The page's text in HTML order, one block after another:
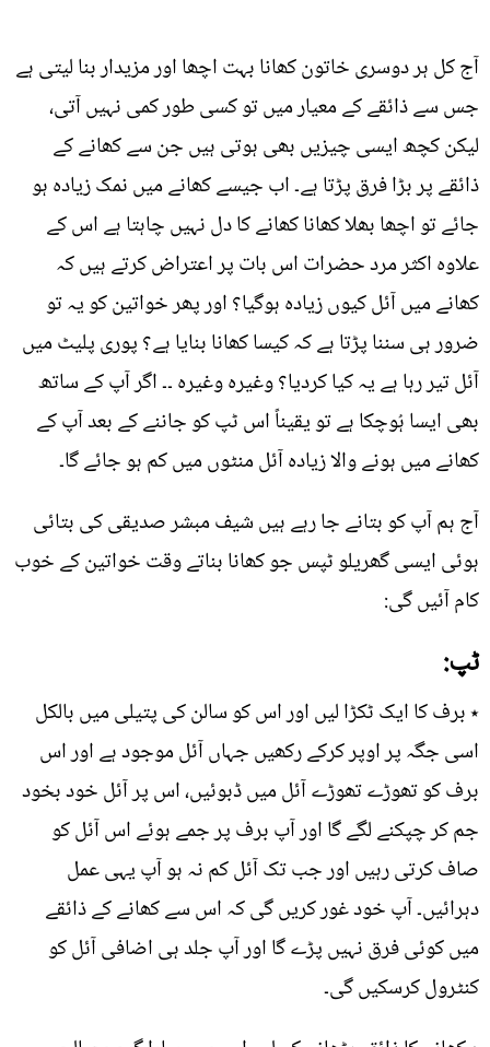
آج کل ہر دوسری خاتون کھانا بہت اچھا اور مزیدار بنا لیتی ہے
جس سے ذائقے کے معیار میں تو کسی طور کمی نہیں آتی،
لیکن کچھ ایسی چیزیں بھی ہوتی ہیں جن سے کھانے کے
ذائقے پر بڑا فرق پڑتا ہے۔ اب جیسے کھانے میں نمک زیادہ ہو
جائے تو اچھا بھلا کھانا کھانے کا دل نہیں چاہتا ہے اس کے
علاوہ اکثر مرد حضرات اس بات پر اعتراض کرتے ہیں کہ
کھانے میں آئل کیوں زیادہ ہوگیا؟ اور پھر خواتین کو یہ تو
ضرور ہی سننا پڑتا ہے کہ کیسا کھانا بنایا ہے؟ پوری پلیٹ میں
آئل تیر رہا ہے یہ کیا کردیا؟ وغیرہ وغیرہ ۔۔ اگر آپ کے ساتھ
بھی ایسا ہُوچکا ہے تو یقیناً اس ٹپ کو جاننے کے بعد آپ کے
کھانے میں ہونے والا زیادہ آئل منٹوں میں کم ہو جائے گا۔
آج ہم آپ کو بتانے جا رہے ہیں شیف مبشر صدیقی کی بتائی
ہوئی ایسی گھریلو ٹپس جو کھانا بناتے وقت خواتین کے خوب
کام آئیں گی:
ٹپ:
٭ برف کا ایک ٹکڑا لیں اور اس کو سالن کی پتیلی میں بالکل
اسی جگہ پر اوپر کرکے رکھیں جہاں آئل موجود ہے اور اس
برف کو تھوڑے تھوڑے آئل میں ڈبوئیں، اس پر آئل خود بخود
جم کر چپکنے لگے گا اور آپ برف پر جمے ہوئے اس آئل کو
صاف کرتی رہیں اور جب تک آئل کم نہ ہو آپ یہی عمل
دہرائیں۔ آپ خود غور کریں گی کہ اس سے کھانے کے ذائقے
میں کوئی فرق نہیں پڑے گا اور آپ جلد ہی اضافی آئل کو
کنٹرول کرسکیں گی۔